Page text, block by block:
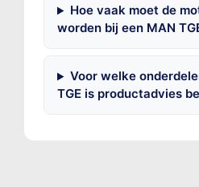
Hoe vaak moet de
worden bij een MAN
Voor welke
TGE is productadvies